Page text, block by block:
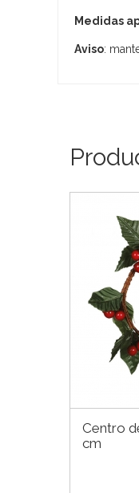
Medidas
Aviso:
Centro
cm